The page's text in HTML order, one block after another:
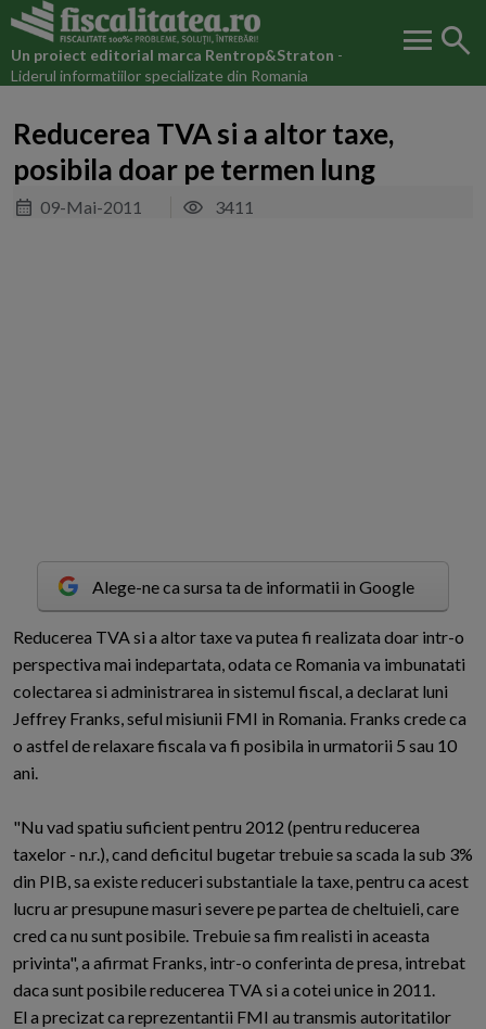
Un proiect editorial marca Rentrop&Straton -
Liderul informatiilor specializate din Romania
menu search
Reducerea TVA si a altor taxe,
posibila doar pe termen lung
09-Mai-2011 3411
Alege-ne ca sursa ta de informatii in Google
Reducerea TVA si a altor taxe va putea fi realizata doar intr-o
perspectiva mai indepartata, odata ce Romania va imbunatati
colectarea si administrarea in sistemul fiscal, a declarat luni
Jeffrey Franks, seful misiunii FMI in Romania. Franks crede ca
o astfel de relaxare fiscala va fi posibila in urmatorii 5 sau 10
ani.
"Nu vad spatiu suficient pentru 2012 (pentru reducerea
taxelor - n.r.), cand deficitul bugetar trebuie sa scada la sub 3%
din PIB, sa existe reduceri substantiale la taxe, pentru ca acest
lucru ar presupune masuri severe pe partea de cheltuieli, care
cred ca nu sunt posibile. Trebuie sa fim realisti in aceasta
privinta", a afirmat Franks, intr-o conferinta de presa, intrebat
daca sunt posibile reducerea TVA si a cotei unice in 2011.
El a precizat ca reprezentantii FMI au transmis autoritatilor